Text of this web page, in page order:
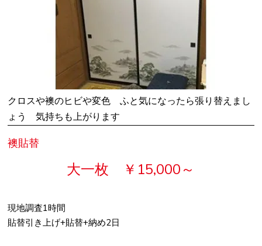
クロスや襖のヒビや変色 ふと気になったら張り替えまし
ょう 気持ちも上がります
襖貼替
大一枚 ￥15,000～
現地調査1時間
貼替引き上げ+貼替+納め2日